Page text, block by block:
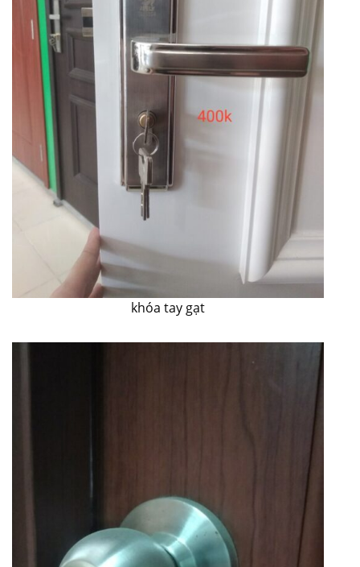
khóa tay gạt